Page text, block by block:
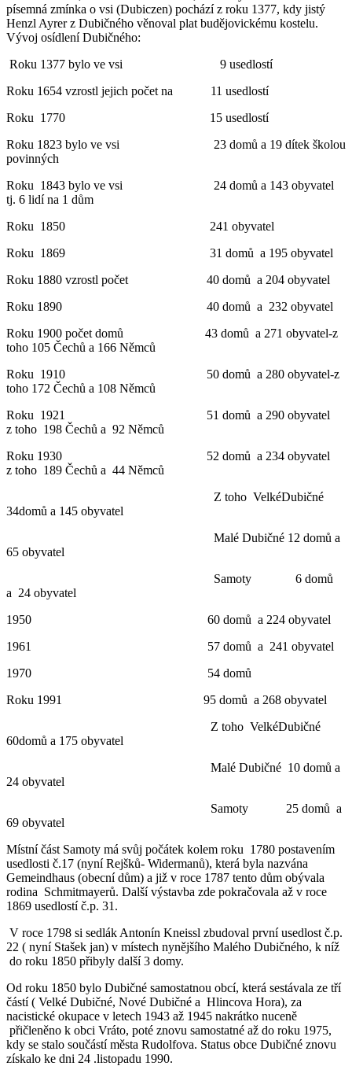
písemná zmínka o vsi (Dubiczen) pochází z roku 1377, kdy jistý
Henzl Ayrer z Dubičného věnoval plat budějovickému kostelu.
Vývoj osídlení Dubičného:
Roku 1377 bylo ve vsi 9 usedlostí
Roku 1654 vzrostl jejich počet na 11 usedlostí
Roku 1770 15 usedlostí
Roku 1823 bylo ve vsi 23 domů a 19 dítek školou
povinných
Roku 1843 bylo ve vsi 24 domů a 143 obyvatel
tj. 6 lidí na 1 dům
Roku 1850 241 obyvatel
Roku 1869 31 domů a 195 obyvatel
Roku 1880 vzrostl počet 40 domů a 204 obyvatel
Roku 1890 40 domů a 232 obyvatel
Roku 1900 počet domů 43 domů a 271 obyvatel-z
toho 105 Čechů a 166 Němců
Roku 1910 50 domů a 280 obyvatel-z
toho 172 Čechů a 108 Němců
Roku 1921 51 domů a 290 obyvatel
z toho 198 Čechů a 92 Němců
Roku 1930 52 domů a 234 obyvatel
z toho 189 Čechů a 44 Němců
Z toho VelkéDubičné
34domů a 145 obyvatel
Malé Dubičné 12 domů a
65 obyvatel
Samoty 6 domů
a 24 obyvatel
1950 60 domů a 224 obyvatel
1961 57 domů a 241 obyvatel
1970 54 domů
Roku 1991 95 domů a 268 obyvatel
Z toho VelkéDubičné
60domů a 175 obyvatel
Malé Dubičné 10 domů a
24 obyvatel
Samoty 25 domů a
69 obyvatel
Místní část Samoty má svůj počátek kolem roku 1780 postavením
usedlosti č.17 (nyní Rejšků- Widermanů), která byla nazvána
Gemeindhaus (obecní dům) a již v roce 1787 tento dům obývala
rodina Schmitmayerů. Další výstavba zde pokračovala až v roce
1869 usedlostí č.p. 31.
V roce 1798 si sedlák Antonín Kneissl zbudoval první usedlost č.p.
22 ( nyní Stašek jan) v místech nynějšího Malého Dubičného, k níž
do roku 1850 přibyly další 3 domy.
Od roku 1850 bylo Dubičné samostatnou obcí, která sestávala ze tří
částí ( Velké Dubičné, Nové Dubičné a Hlincova Hora), za
nacistické okupace v letech 1943 až 1945 nakrátko nuceně
přičleněno k obci Vráto, poté znovu samostatné až do roku 1975,
kdy se stalo součástí města Rudolfova. Status obce Dubičné znovu
získalo ke dni 24 .listopadu 1990.